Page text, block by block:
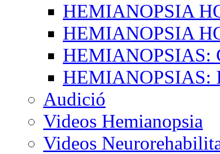
HEMIANOPSIA
HEMIANOPSIA
HEMIANOPSIAS:
HEMIANOPSIAS:
Audició
Videos Hemianopsia
Videos